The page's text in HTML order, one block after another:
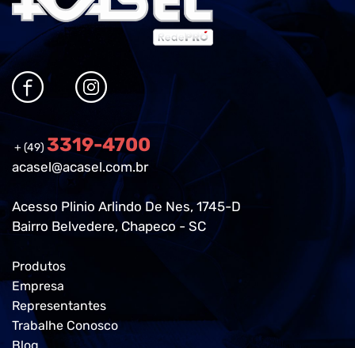
+ (49) 3319-4700
acasel@acasel.com.br
Acesso Plinio Arlindo De Nes, 1745-D
Bairro Belvedere, Chapeco - SC
Produtos
Empresa
Representantes
Trabalhe Conosco